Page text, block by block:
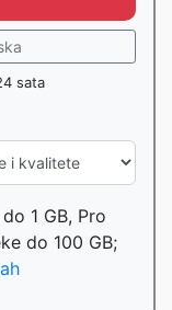
sata
1 GB, Pro
do 100 GB;